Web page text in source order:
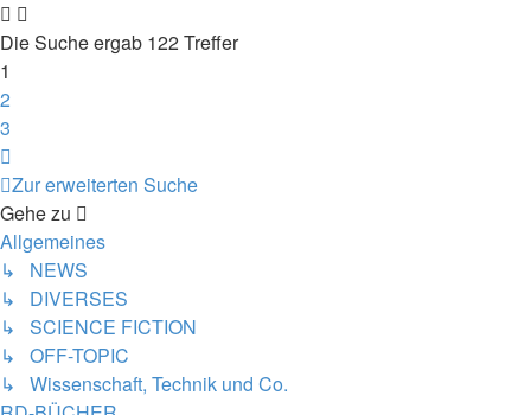
Die Suche ergab 122 Treffer
1
2
3
Zur erweiterten Suche
Gehe zu
Allgemeines
↳ NEWS
↳ DIVERSES
↳ SCIENCE FICTION
↳ OFF-TOPIC
↳ Wissenschaft, Technik und Co.